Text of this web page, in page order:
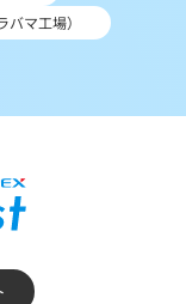
マ工場）